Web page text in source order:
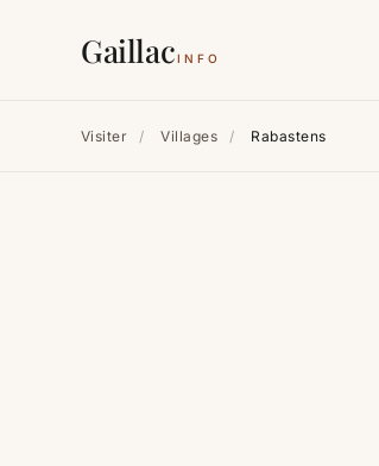
GaillacINFO
Visiter / Villages / Rabastens